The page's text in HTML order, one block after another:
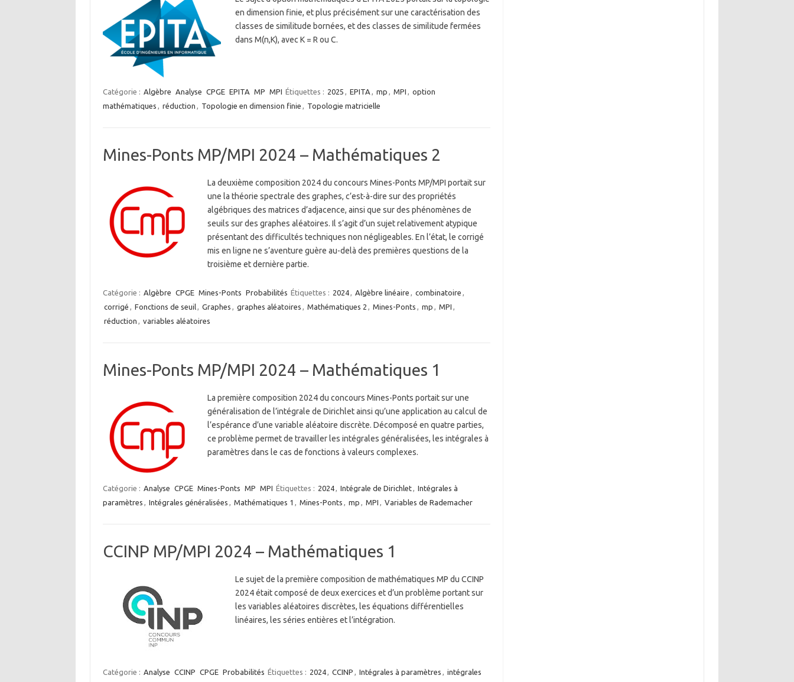
en dimension finie, et plus précisément sur une caractérisation des
classes de similitude bornées, et des classes de similitude fermées
dans M(n,K), avec K = R ou C.
Catégorie : Algèbre Analyse CPGE EPITA MP MPI Étiquettes : 2025 , EPITA , mp , MPI , option
mathématiques , réduction , Topologie en dimension finie , Topologie matricielle
Mines-Ponts MP/MPI 2024 – Mathématiques 2
La deuxième composition 2024 du concours Mines-Ponts MP/MPI portait sur
une la théorie spectrale des graphes, c’est-à-dire sur des propriétés
algébriques des matrices d’adjacence, ainsi que sur des phénomènes de
seuils sur des graphes aléatoires. Il s’agit d’un sujet relativement atypique
présentant des difficultés techniques non négligeables. En l’état, le corrigé
mis en ligne ne s’aventure guère au-delà des premières questions de la
troisième et dernière partie.
Catégorie : Algèbre CPGE Mines-Ponts Probabilités Étiquettes : 2024, Algèbre linéaire , combinatoire ,
corrigé , Fonctions de seuil, Graphes , graphes aléatoires , Mathématiques 2 , Mines-Ponts , mp , MPI ,
réduction , variables aléatoires
Mines-Ponts MP/MPI 2024 – Mathématiques 1
La première composition 2024 du concours Mines-Ponts portait sur une
généralisation de l’intégrale de Dirichlet ainsi qu’une application au calcul de
l’espérance d’une variable aléatoire discrète. Décomposé en quatre parties,
ce problème permet de travailler les intégrales généralisées, les intégrales à
paramètres dans le cas de fonctions à valeurs complexes.
Catégorie : Analyse CPGE Mines-Ponts MP MPI Étiquettes : 2024, Intégrale de Dirichlet, Intégrales à
paramètres , Intégrales généralisées , Mathématiques 1 , Mines-Ponts , mp , MPI , Variables de Rademacher
CCINP MP/MPI 2024 – Mathématiques 1
Le sujet de la première composition de mathématiques MP du CCINP
2024 était composé de deux exercices et d’un problème portant sur
les variables aléatoires discrètes, les équations différentielles
linéaires, les séries entières et l’intégration.
Catégorie : Analyse CCINP CPGE Probabilités Étiquettes : 2024, CCINP , Intégrales à paramètres , intégrales